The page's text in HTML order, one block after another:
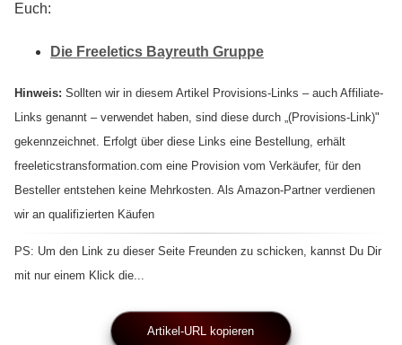
Euch:
Die Freeletics Bayreuth Gruppe
Hinweis: Sollten wir in diesem Artikel Provisions-Links – auch Affiliate-
Links genannt – verwendet haben, sind diese durch „(Provisions-Link)"
gekennzeichnet. Erfolgt über diese Links eine Bestellung, erhält
freeleticstransformation.com eine Provision vom Verkäufer, für den
Besteller entstehen keine Mehrkosten. Als Amazon-Partner verdienen
wir an qualifizierten Käufen
PS: Um den Link zu dieser Seite Freunden zu schicken, kannst Du Dir
mit nur einem Klick die...
Artikel-URL kopieren